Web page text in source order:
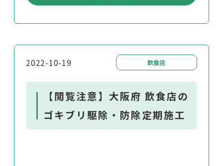
2022-10-19 飲食店
【閲覧注意】大阪府 飲食店の
ゴキブリ駆除・防除定期施工